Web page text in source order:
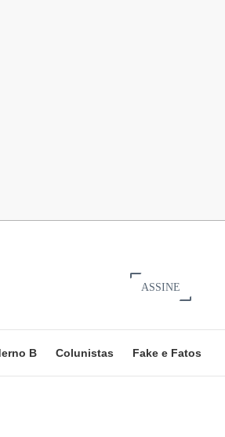
ASSINE
B Colunistas Fake e Fatos